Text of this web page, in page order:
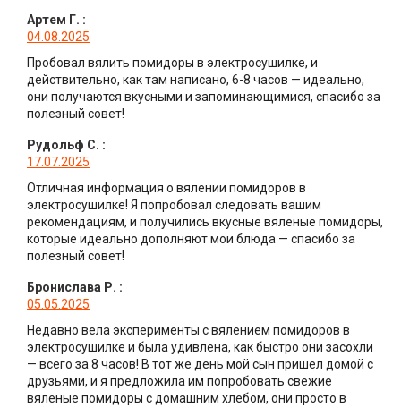
Артем Г. :
04.08.2025
Пробовал вялить помидоры в электросушилке, и
действительно, как там написано, 6-8 часов — идеально,
они получаются вкусными и запоминающимися, спасибо за
полезный совет!
Рудольф С. :
17.07.2025
Отличная информация о вялении помидоров в
электросушилке! Я попробовал следовать вашим
рекомендациям, и получились вкусные вяленые помидоры,
которые идеально дополняют мои блюда — спасибо за
полезный совет!
Бронислава Р. :
05.05.2025
Недавно вела эксперименты с вялением помидоров в
электросушилке и была удивлена, как быстро они засохли
— всего за 8 часов! В тот же день мой сын пришел домой с
друзьями, и я предложила им попробовать свежие
вяленые помидоры с домашним хлебом, они просто в